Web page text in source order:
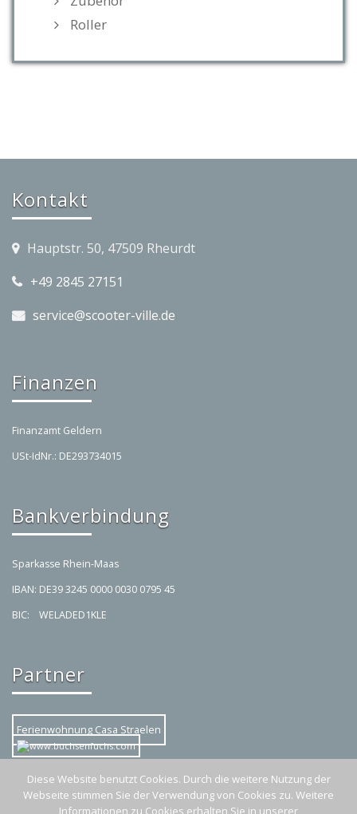
Roller
Kontakt
Hauptstr. 50, 47509 Rheurdt
+49 2845 27151
service@scooter-ville.de
Finanzen
Finanzamt Geldern
USt-IdNr.: DE293734015
Bankverbindung
Sparkasse Rhein-Maas
IBAN: DE39 3245 0000 0030 0795 45
BIC: WELADED1KLE
Partner
Ferienwohnung Casa Straelen
Diese Website benutzt Cookies. Durch die weitere Nutzung der
Webseite stimmen Sie der Verwendung von Cookies zu. Weitere
Informationen zu Cookies erhalten Sie in unserer